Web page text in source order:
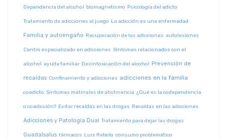
Dependencia del alcohol biomagnetismo Psicología del adicto
Tratamiento de adicciones al juego La adicción es una enfermedad
Familia y autoengaño Recuperación de las adicciones autolesiones
Centro especializado en adicciones Síntomas relacionados con el
alcohol ayuda familiar Desintoxicación del alcohol Prevención de
recaídas Confinamiento y adicciones adicciones en la familia
coadicto Síntomas matinales de abstinencia ¿Qué es la codependencia
o coadicción? Evitar recaídas en las drogas Recaídas en las adicciones
Adicciones y Patología Dual Tratamiento para dejar las drogas
Guadalsalus fármacos Luis Rebolo consumo problemático